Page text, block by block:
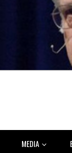
MEDIA